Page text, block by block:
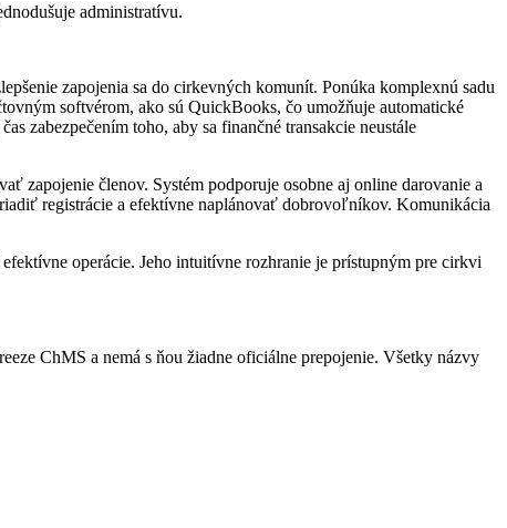
administratívu.
zapojenia sa do cirkevných komunít. Ponúka komplexnú sadu
softvérom, ako sú QuickBooks, čo umožňuje automatické
zabezpečením toho, aby sa finančné transakcie neustále
zapojenie členov. Systém podporuje osobne aj online darovanie a
registrácie a efektívne naplánovať dobrovoľníkov. Komunikácia
operácie. Jeho intuitívne rozhranie je prístupným pre cirkvi
ChMS a nemá s ňou žiadne oficiálne prepojenie. Všetky názvy